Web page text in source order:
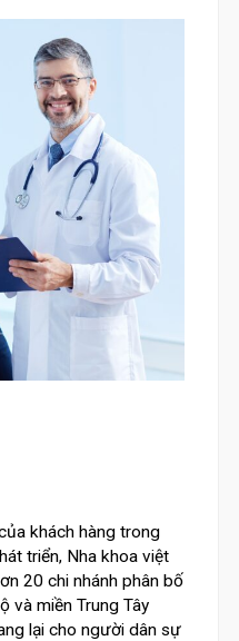
khách hàng trong
triển, Nha khoa việt
20 chi nhánh phân bố
và miền Trung Tây
lại cho người dân sự